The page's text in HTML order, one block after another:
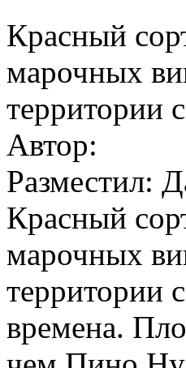
Красный
марочных
территории
Автор:
Разместил:
Красный
марочных
территории
времена.